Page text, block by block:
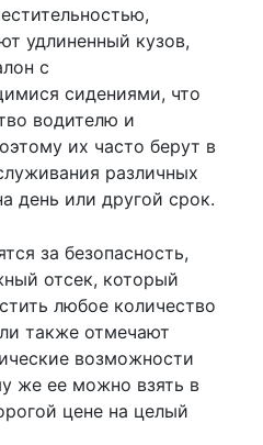
удлиненный кузов,
с
сидениями, что
водителю и
их часто берут в
различных
день или другой срок.
за безопасность,
отсек, который
любое количество
также отмечают
возможности
же ее можно взять в
цене на целый